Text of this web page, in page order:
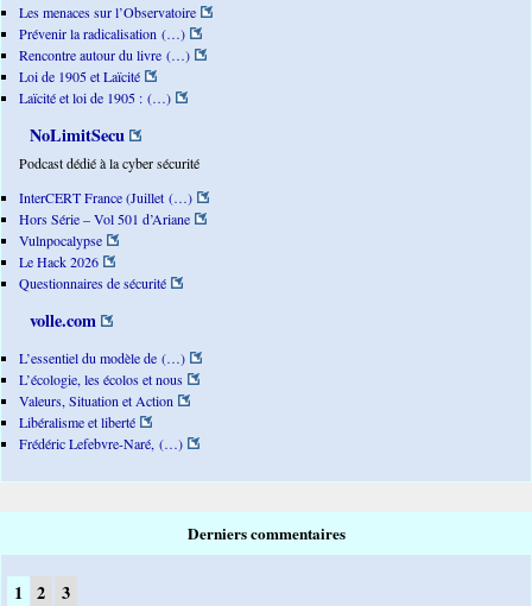
Les menaces sur l’Observatoire
Prévenir la radicalisation (…)
Rencontre autour du livre (…)
Loi de 1905 et Laïcité
Laïcité et loi de 1905 : (…)
NoLimitSecu
Podcast dédié à la cyber sécurité
InterCERT France (Juillet (…)
Hors Série – Vol 501 d’Ariane
Vulnpocalypse
Le Hack 2026
Questionnaires de sécurité
volle.com
L’essentiel du modèle de (…)
L’écologie, les écolos et nous
Valeurs, Situation et Action
Libéralisme et liberté
Frédéric Lefebvre-Naré, (…)
Derniers commentaires
1 2 3